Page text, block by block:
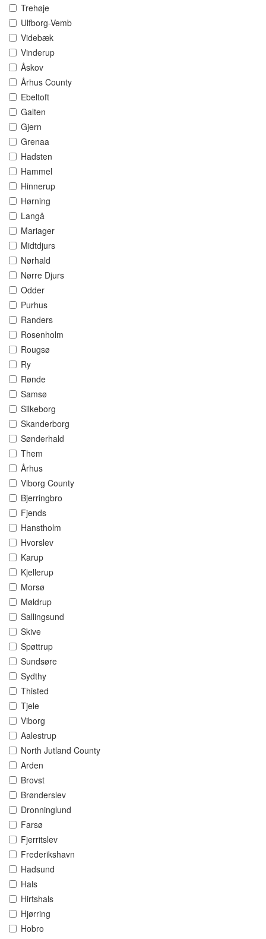
Trehøje
Ulfborg-Vemb
Videbæk
Vinderup
Åskov
Århus County
Ebeltoft
Galten
Gjern
Grenaa
Hadsten
Hammel
Hinnerup
Hørning
Langå
Mariager
Midtdjurs
Nørhald
Nørre Djurs
Odder
Purhus
Randers
Rosenholm
Rougsø
Ry
Rønde
Samsø
Silkeborg
Skanderborg
Sønderhald
Them
Århus
Viborg County
Bjerringbro
Fjends
Hanstholm
Hvorslev
Karup
Kjellerup
Morsø
Møldrup
Sallingsund
Skive
Spøttrup
Sundsøre
Sydthy
Thisted
Tjele
Viborg
Aalestrup
North Jutland County
Arden
Brovst
Brønderslev
Dronninglund
Farsø
Fjerritslev
Frederikshavn
Hadsund
Hals
Hirtshals
Hjørring
Hobro